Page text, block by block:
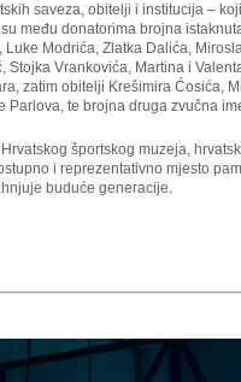
saveza, obitelji i institucija –
među donatorima brojna
Luke Modrića, Zlatka Dalića,
Stojka Vrankovića, Martina i
zatim obitelji Krešimira Ćosića,
Parlova, te brojna druga zvučna
športskog muzeja,
i reprezentativno mjesto
buduće generacije.